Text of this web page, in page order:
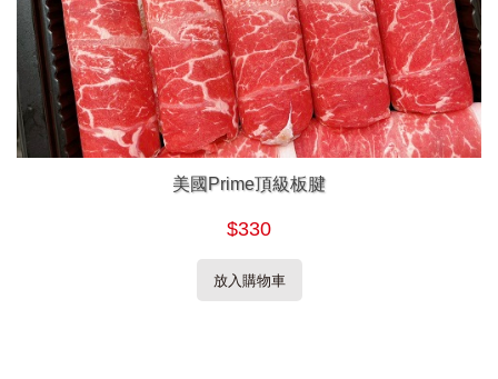
美國Prime頂級板腱
$330
放入購物車